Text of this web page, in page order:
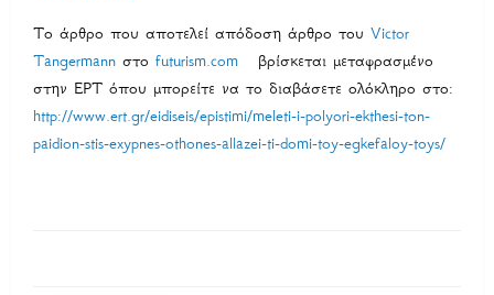
Το άρθρο που αποτελεί απόδοση άρθρο του Victor
Tangermann στο futurism.com
βρίσκεται μεταφρασμένο
στην ΕΡΤ όπου μπορείτε να το διαβάσετε ολόκληρο στο:
http://www.ert.gr/eidiseis/epistimi/meleti-i-polyori-ekthesi-ton-
paidion-stis-exypnes-othones-allazei-ti-domi-toy-egkefaloy-toys/